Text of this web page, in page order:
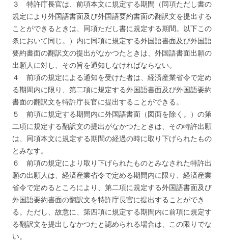
３ 特許庁長官は、前項本文に規定する期間（同項ただし書の
規定により外国語書面及び外国語要約書面の翻訳文を提出する
ことができるときは、同項ただし書に規定する期間。以下この
条において同じ。）内に同項に規定する外国語書面及び外国語
要約書面の翻訳文の提出がなかつたときは、外国語書面出願の
出願人に対し、その旨を通知しなければならない。
４ 前項の規定による通知を受けた者は、経済産業省令で定め
る期間内に限り、第二項に規定する外国語書面及び外国語要約
書面の翻訳文を特許庁長官に提出することができる。
５ 前項に規定する期間内に外国語書面（図面を除く。）の第
二項に規定する翻訳文の提出がなかつたときは、その特許出願
は、同項本文に規定する期間の経過の時に取り下げられたもの
とみなす。
６ 前項の規定により取り下げられたものとみなされた特許出
願の出願人は、経済産業省令で定める期間内に限り、経済産業
省令で定めるところにより、第二項に規定する外国語書面及び
外国語要約書面の翻訳文を特許庁長官に提出することができ
る。ただし、故意に、第四項に規定する期間内に前項に規定す
る翻訳文を提出しなかつたと認められる場合は、この限りでな
い。